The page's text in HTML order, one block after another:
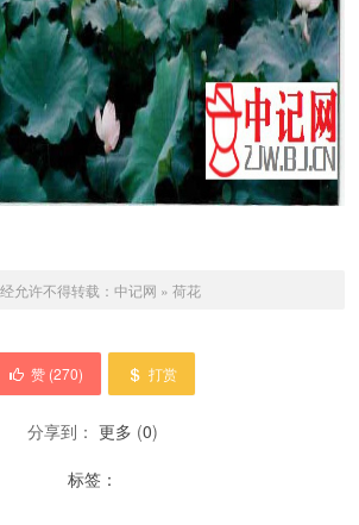
允许不得转载： 中记网 » 荷花
赞 (270) 打赏
分享到： 更多 (0)
标签：